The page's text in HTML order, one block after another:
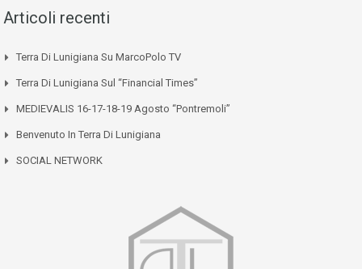
Articoli recenti
Terra Di Lunigiana Su MarcoPolo TV
Terra Di Lunigiana Sul “Financial Times”
MEDIEVALIS 16-17-18-19 Agosto “Pontremoli”
Benvenuto In Terra Di Lunigiana
SOCIAL NETWORK